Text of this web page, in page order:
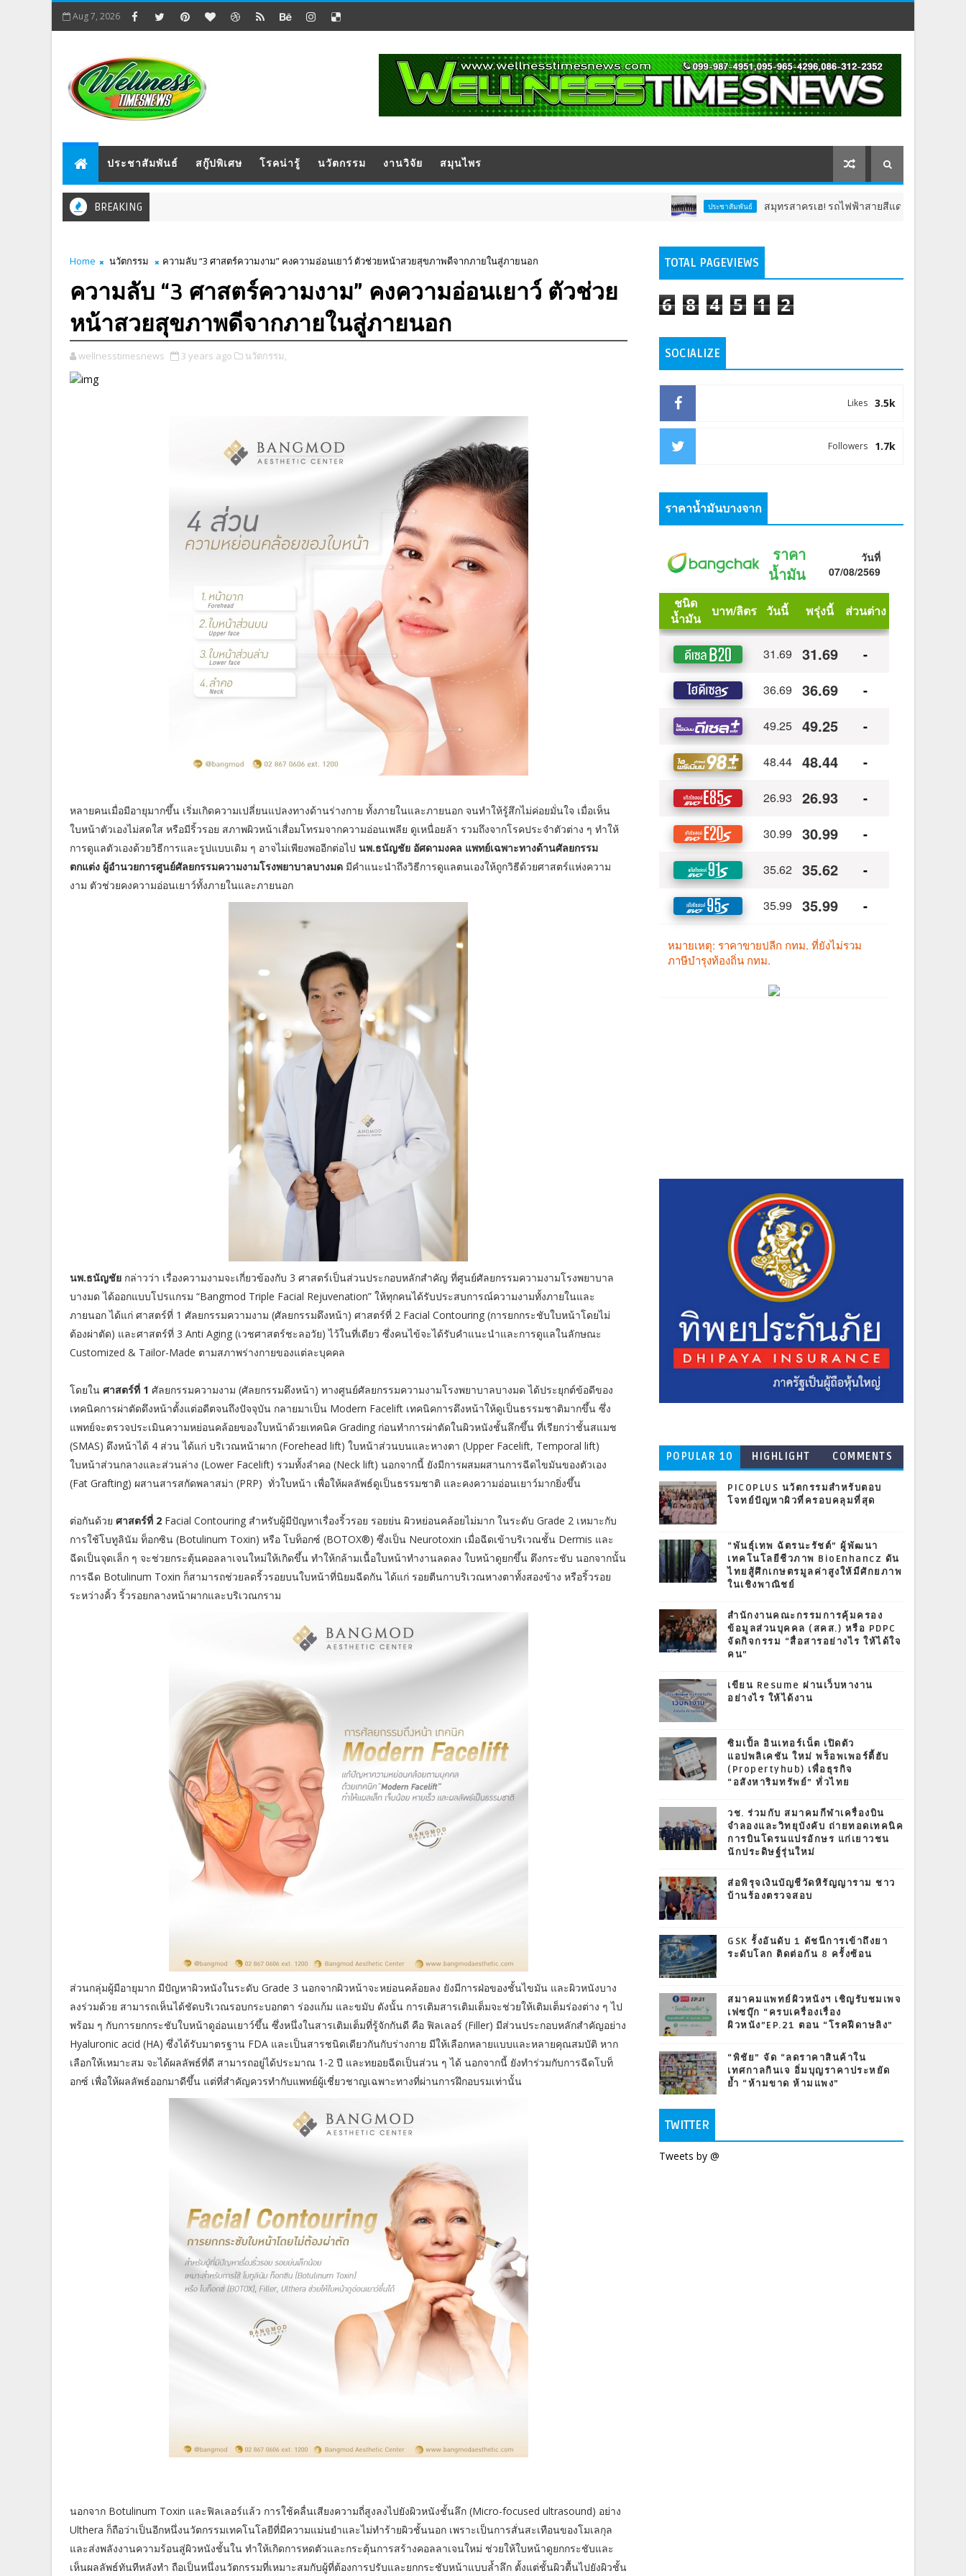
Aug 7, 2026
ประชาสัมพันธ์ สกู๊ปพิเศษ โรคน่ารู้ นวัตกรรม งานวิจัย สมุนไพร
BREAKING ประชาสัมพันธ์ สมุทรสาครเฮ! รถไฟฟ้าสายสีแดงเข้ม วงเวียนใหญ่–มห
Home นวัตกรรม ความลับ “3 ศาสตร์ความงาม” คงความอ่อนเยาว์ ตัวช่วยหน้าสวยสุขภาพดีจากภายในสู่ภายนอก
ความลับ “3 ศาสตร์ความงาม” คงความอ่อนเยาว์ ตัวช่วย
หน้าสวยสุขภาพดีจากภายในสู่ภายนอก
wellnesstimesnews 3 years ago นวัตกรรม,
หลายคนเมื่อมีอายุมากขึ้น เริ่มเกิดความเปลี่ยนแปลงทางด้านร่างกาย ทั้งภายในและภายนอก จนทำให้รู้สึกไม่ค่อยมั่นใจ เมื่อเห็น
ใบหน้าตัวเองไม่สดใส หรือมีริ้วรอย สภาพผิวหน้าเสื่อมโทรมจากความอ่อนเพลีย ดูเหนื่อยล้า รวมถึงจากโรคประจำตัวต่าง ๆ ทำให้
การดูแลตัวเองด้วยวิธีการและรูปแบบเดิม ๆ อาจไม่เพียงพออีกต่อไป นพ.ธนัญชัย อัศดามงคล แพทย์เฉพาะทางด้านศัลยกรรม
ตกแต่ง ผู้อำนวยการศูนย์ศัลยกรรมความงามโรงพยาบาลบางมด มีคำแนะนำถึงวิธีการดูแลตนเองให้ถูกวิธีด้วยศาสตร์แห่งความ
งาม ตัวช่วยคงความอ่อนเยาว์ทั้งภายในและภายนอก
นพ.ธนัญชัย กล่าวว่า เรื่องความงามจะเกี่ยวข้องกับ 3 ศาสตร์เป็นส่วนประกอบหลักสำคัญ ที่ศูนย์ศัลยกรรมความงามโรงพยาบาล
บางมด ได้ออกแบบโปรแกรม “Bangmod Triple Facial Rejuvenation” ให้ทุกคนได้รับประสบการณ์ความงามทั้งภายในและ
ภายนอก ได้แก่ ศาสตร์ที่ 1 ศัลยกรรมความงาม (ศัลยกรรมดึงหน้า) ศาสตร์ที่ 2 Facial Contouring (การยกกระชับใบหน้าโดยไม่
ต้องผ่าตัด) และศาสตร์ที่ 3 Anti Aging (เวชศาสตร์ชะลอวัย) ไว้ในที่เดียว ซึ่งคนไข้จะได้รับคำแนะนำและการดูแลในลักษณะ
Customized & Tailor-Made ตามสภาพร่างกายของแต่ละบุคคล
โดยใน ศาสตร์ที่ 1 ศัลยกรรมความงาม (ศัลยกรรมดึงหน้า) ทางศูนย์ศัลยกรรมความงามโรงพยาบาลบางมด ได้ประยุกต์ข้อดีของ
เทคนิคการผ่าตัดดึงหน้าตั้งแต่อดีตจนถึงปัจจุบัน กลายมาเป็น Modern Facelift เทคนิคการดึงหน้าให้ดูเป็นธรรมชาติมากขึ้น ซึ่ง
แพทย์จะตรวจประเมินความหย่อนคล้อยของใบหน้าด้วยเทคนิค Grading ก่อนทำการผ่าตัดในผิวหนังชั้นลึกขึ้น ที่เรียกว่าชั้นสแมช
(SMAS) ดึงหน้าได้ 4 ส่วน ได้แก่ บริเวณหน้าผาก (Forehead lift) ใบหน้าส่วนบนและหางตา (Upper Facelift, Temporal lift)
ใบหน้าส่วนกลางและส่วนล่าง (Lower Facelift) รวมทั้งลำคอ (Neck lift) นอกจากนี้ ยังมีการผสมผสานการฉีดไขมันของตัวเอง
(Fat Grafting) ผสานสารสกัดพลาสม่า (PRP) ทั่วใบหน้า เพื่อให้ผลลัพธ์ดูเป็นธรรมชาติ และคงความอ่อนเยาว์มากยิ่งขึ้น
ต่อกันด้วย ศาสตร์ที่ 2 Facial Contouring สำหรับผู้มีปัญหาเรื่องริ้วรอย รอยย่น ผิวหย่อนคล้อยไม่มาก ในระดับ Grade 2 เหมาะกับ
การใช้โบทูลินัม ท็อกซิน (Botulinum Toxin) หรือ โบท็อกซ์ (BOTOX®) ซึ่งเป็น Neurotoxin เมื่อฉีดเข้าบริเวณชั้น Dermis และ
ฉีดเป็นจุดเล็ก ๆ จะช่วยกระตุ้นคอลลาเจนใหม่ให้เกิดขึ้น ทำให้กล้ามเนื้อใบหน้าทำงานลดลง ใบหน้าดูยกขึ้น ตึงกระชับ นอกจากนั้น
การฉีด Botulinum Toxin ก็สามารถช่วยลดริ้วรอยบนใบหน้าที่นิยมฉีดกัน ได้แก่ รอยตีนกาบริเวณหางตาทั้งสองข้าง หรือริ้วรอย
ระหว่างคิ้ว ริ้วรอยกลางหน้าผากและบริเวณกราม
ส่วนกลุ่มผู้มีอายุมาก มีปัญหาผิวหนังในระดับ Grade 3 นอกจากผิวหน้าจะหย่อนคล้อยลง ยังมีการฝ่อของชั้นไขมัน และผิวหนังบาง
ลงร่วมด้วย สามารถเห็นได้ชัดบริเวณรอบกระบอกตา ร่องแก้ม และขมับ ดังนั้น การเติมสารเติมเต็มจะช่วยให้เติมเต็มร่องต่าง ๆ ไป
พร้อม ๆ กับการยกกระชับใบหน้าดูอ่อนเยาว์ขึ้น ซึ่งหนึ่งในสารเติมเต็มที่รู้จักกันดี คือ ฟิลเลอร์ (Filler) มีส่วนประกอบหลักสำคัญอย่าง
Hyaluronic acid (HA) ซึ่งได้รับมาตรฐาน FDA และเป็นสารชนิดเดียวกันกับร่างกาย มีให้เลือกหลายแบบและหลายคุณสมบัติ หาก
เลือกให้เหมาะสม จะได้ผลลัพธ์ที่ดี สามารถอยู่ได้ประมาณ 1-2 ปี และทยอยฉีดเป็นส่วน ๆ ได้ นอกจากนี้ ยังทำร่วมกับการฉีดโบท็
อกซ์ เพื่อให้ผลลัพธ์ออกมาดีขึ้น แต่ที่สำคัญควรทำกับแพทย์ผู้เชี่ยวชาญเฉพาะทางที่ผ่านการฝึกอบรมเท่านั้น
นอกจาก Botulinum Toxin และฟิลเลอร์แล้ว การใช้คลื่นเสียงความถี่สูงลงไปยังผิวหนังชั้นลึก (Micro-focused ultrasound) อย่าง
Ulthera ก็ถือว่าเป็นอีกหนึ่งนวัตกรรมเทคโนโลยีที่มีความแม่นยำและไม่ทำร้ายผิวชั้นนอก เพราะเป็นการสั่นสะเทือนของโมเลกุล
และส่งพลังงานความร้อนสู่ผิวหนังชั้นใน ทำให้เกิดการหดตัวและกระตุ้นการสร้างคอลลาเจนใหม่ ช่วยให้ใบหน้าดูยกกระชับและ
เห็นผลลัพธ์ทันทีหลังทำ ถือเป็นหนึ่งนวัตกรรมที่เหมาะสมกับผู้ที่ต้องการปรับและยกกระชับหน้าแบบล้ำลึก ตั้งแต่ชั้นผิวตื้นไปยังผิวชั้น
TOTAL PAGEVIEWS
6 8 4 5 1 2
SOCIALIZE
3.5k
Likes
1.7k
Followers
ราคาน้ำมันบางจาก
POPULAR 10 HIGHLIGHT COMMENTS
PICOPLUS นวัตกรรมสำหรับตอบ
โจทย์ปัญหาผิวที่ครอบคลุมที่สุด
“พันธุ์เทพ ฉัตรนะรัชต์” ผู้พัฒนา
เทคโนโลยีชีวภาพ BioEnhancz ดัน
ไทยสู้ศึกเกษตรมูลค่าสูงให้มีศักยภาพ
ในเชิงพาณิชย์
สำนักงานคณะกรรมการคุ้มครอง
ข้อมูลส่วนบุคคล (สคส.) หรือ PDPC
จัดกิจกรรม “สื่อสารอย่างไร ให้ได้ใจ
คน”
เขียน Resume ผ่านเว็บหางาน
อย่างไร ให้ได้งาน
ซิมเปิ้ล อินเทอร์เน็ต เปิดตัว
แอปพลิเคชัน ใหม่ พร็อพเพอร์ตี้ฮับ
(Propertyhub) เพื่อธุรกิจ
“อสังหาริมทรัพย์” ทั่วไทย
วช. ร่วมกับ สมาคมกีฬาเครื่องบิน
จำลองและวิทยุบังคับ ถ่ายทอดเทคนิค
การบินโดรนแปรอักษร แก่เยาวชน
นักประดิษฐ์รุ่นใหม่
ส่อพิรุจเงินบัญชีวัดหิรัญญาราม ชาว
บ้านร้องตรวจสอบ
GSK รั้งอันดับ 1 ดัชนีการเข้าถึงยา
ระดับโลก ติดต่อกัน 8 ครั้งซ้อน
สมาคมแพทย์ผิวหนังฯ เชิญรับชมเพจ
เฟซบุ๊ก “ครบเครื่องเรื่อง
ผิวหนัง”EP.21 ตอน “โรคฝีดาษลิง”
“พิชัย” จัด “ลดราคาสินค้าใน
เทศกาลกินเจ อิ่มบุญราคาประหยัด
ย้ำ “ห้ามขาด ห้ามแพง”
TWITTER
Tweets by @